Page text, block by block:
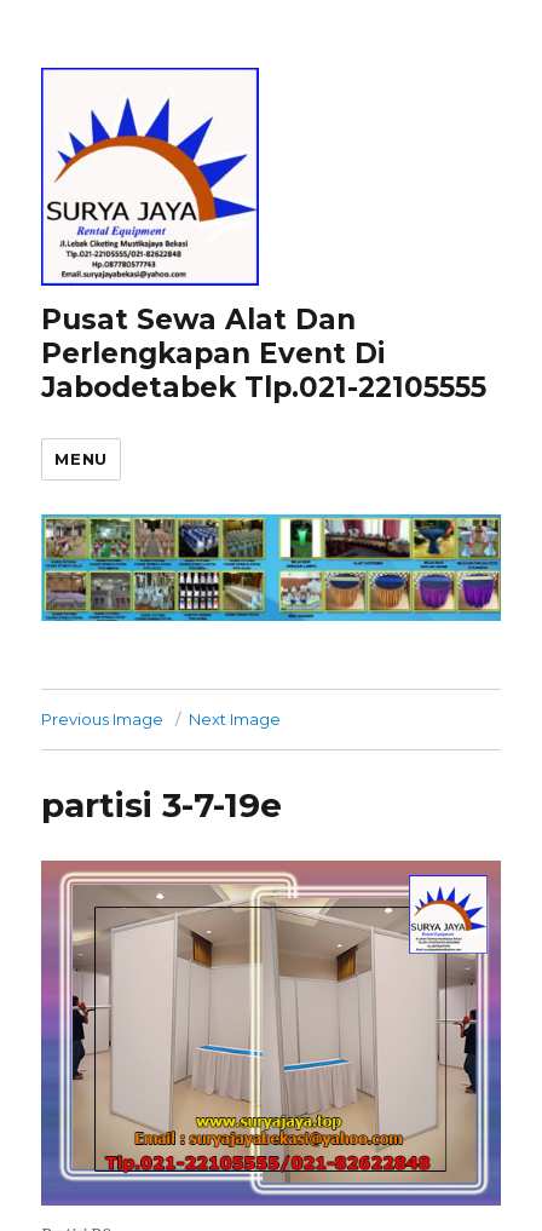
Pusat Sewa Alat Dan
Perlengkapan Event Di
Jabodetabek Tlp.021-22105555
MENU
Previous Image Next Image
partisi 3-7-19e